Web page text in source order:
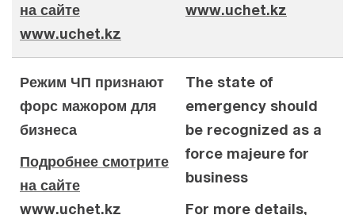
на сайте
www.uchet.kz
www.uchet.kz
Режим ЧП признают
форс мажором для
бизнеса
Подробнее смотрите
на сайте
www.uchet.kz
The state of
emergency should
be recognized as a
force majeure for
business
For more details,